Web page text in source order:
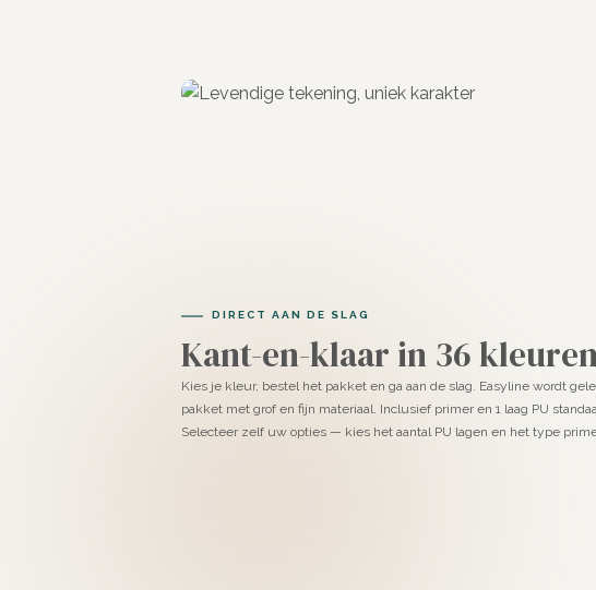
DIRECT AAN DE SLAG
Kant-en-klaar in 36
Kies je kleur, bestel het pakket en ga aan de slag. Easyline wordt
pakket met grof en fijn materiaal. Inclusief primer en 1 laag PU
Selecteer zelf uw opties — kies het aantal PU lagen en het type